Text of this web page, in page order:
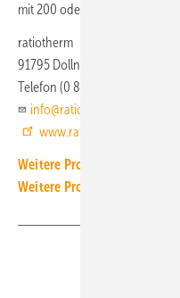
mit 200 oder 400 l
ratiotherm
91795 Dollnstein
Telefon (0 84 22) 9 97 70
info@ratiotherm.de
www.ratiotherm.de
Weitere Produkt-Meldungen
Weitere Produkt-Meldungen